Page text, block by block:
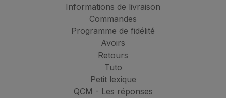
Informations de livraison
Commandes
Programme de fidélité
Avoirs
Retours
Tuto
Petit lexique
QCM - Les réponses